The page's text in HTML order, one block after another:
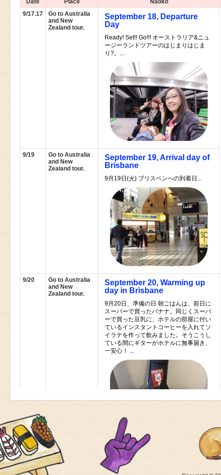
Date Place
Naoko
9/17.17
Go to Australia
and New
Zealand tour.
September 18, Departure
Day
Ready! Set!! Go!!! オーストラリア&ニュ
ージーランドツアーのはじまりはじま
り?。...
9/19
Go to Australia
and New
Zealand tour.
September 19, Arrival day of
Brisbane
9月19日(火) ブリスベンへの到着日...
9/20
Go to Australia
and New
Zealand tour.
September 20, Warming up
day in Brisbane
9月20日、準備の日 朝ごはんは、前日に
スーパーで買ったバナナ。同じくスーパ
ーで買った豆乳に、ホテルの部屋に付い
ているインスタントコーヒーを入れてソ
イラテを作って飲みました。そうこうし
ている間にギターがホテルに無事届き、
一安心！ ...
9/21
Brisbane
THE ZOO
September 21, The Zoo
Brisbane Australia